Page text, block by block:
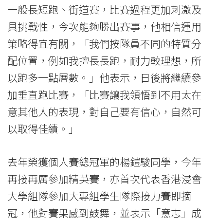
一般長短跑、街道賽，比賽過程更加刺激及
具挑戰性，今次能夠勝出賽事，他相信運用
策略得宜有關，「我們按隊員不同的特質分
配位置，例如我擅長長跑，耐力較理想，所
以跑多一點層數。」他表示，日後將繼續參
加垂直跑比賽，「比賽讓我領悟到不用太在
意其他人的表現，對自己要有信心，自然可
以取得佳績。」
去年榮獲個人賽總冠軍的楊鎧駿同學，今年
再接再厲參加精英賽，亦首次代表香港浸會
大學組隊參加大專組學生隊際接力賽即摘
冠，他對賽果感到鼓舞，並表示「意志」成